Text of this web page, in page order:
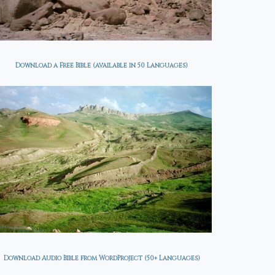
Download a Free Bible (available in 50 Languages)
Download Audio Bible from WordProject (50+ Languages)